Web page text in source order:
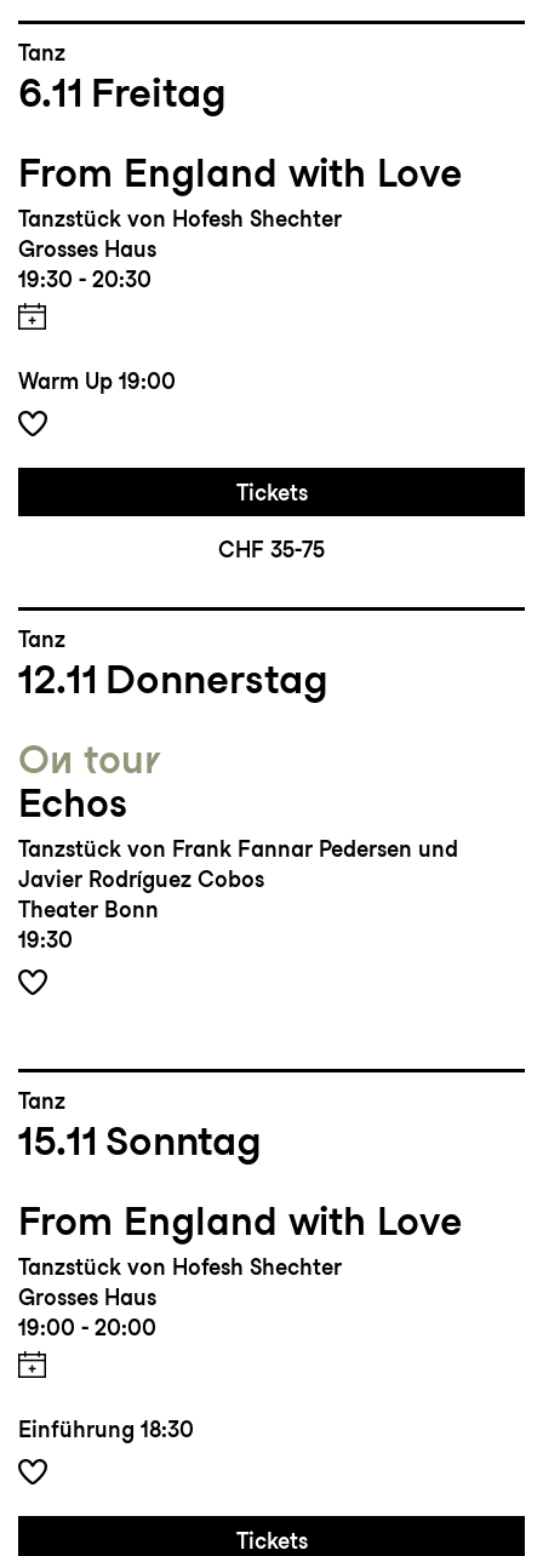
Tanz
6.11 Freitag
From England with Love
Tanzstück von Hofesh Shechter
Grosses Haus
19:30 - 20:30
Warm Up 19:00
Tickets
CHF 35-75
Tanz
12.11 Donnerstag
On tour
Echos
Tanzstück von Frank Fannar Pedersen und
Javier Rodríguez Cobos
Theater Bonn
19:30
Tanz
15.11 Sonntag
From England with Love
Tanzstück von Hofesh Shechter
Grosses Haus
19:00 - 20:00
Einführung 18:30
Tickets